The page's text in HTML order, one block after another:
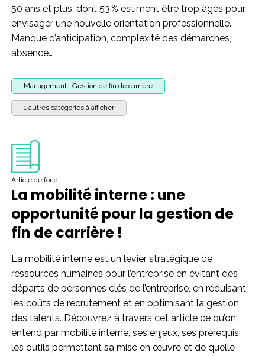
50 ans et plus, dont 53 % estiment être trop âgés pour
envisager une nouvelle orientation professionnelle.
Manque d’anticipation, complexité des démarches,
absence…
Management : Gestion de fin de carrière
1 autres catégories à afficher
Article de fond
La mobilité interne : une
opportunité pour la gestion de
fin de carrière !
La mobilité interne est un levier stratégique de
ressources humaines pour l’entreprise en évitant des
départs de personnes clés de l’entreprise, en réduisant
les coûts de recrutement et en optimisant la gestion
des talents. Découvrez à travers cet article ce qu’on
entend par mobilité interne, ses enjeux, ses prérequis,
les outils permettant sa mise en œuvre et de quelle